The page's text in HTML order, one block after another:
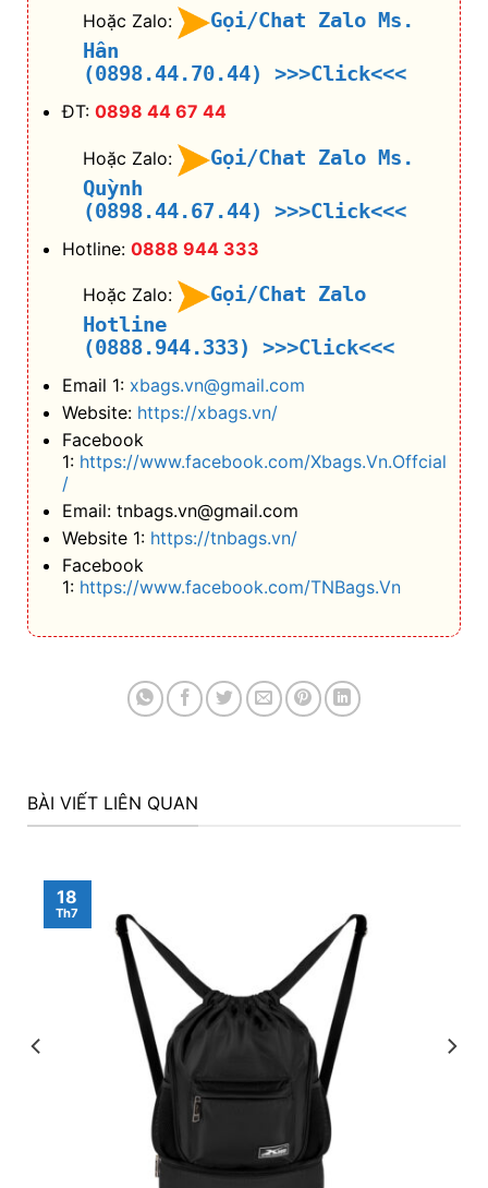
Hoặc Zalo:
Gọi/Chat Zalo Ms.
Hân
(0898.44.70.44)
>>>Click<<<
ĐT: 0898 44 67 44
Hoặc Zalo:
Gọi/Chat Zalo Ms.
Quỳnh
(0898.44.67.44)
>>>Click<<<
Hotline: 0888 944 333
Hoặc Zalo:
Gọi/Chat Zalo
Hotline
(0888.944.333)
>>>Click<<<
Email 1: xbags.vn@gmail.com
Website: https://xbags.vn/
Facebook
1: https://www.facebook.com/Xbags.Vn.Offcial
/
Email: tnbags.vn@gmail.com
Website 1: https://tnbags.vn/
Facebook
1: https://www.facebook.com/TNBags.Vn
BÀI VIẾT LIÊN QUAN
18
Th7